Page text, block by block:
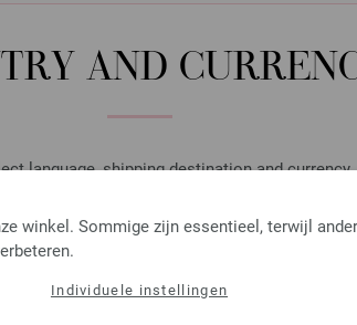
AND
language, shipping destination and currency.
TO
winkel. Sommige zijn essentieel, terwijl
Individuele instellingen
• Kousenbreinaalden nr. 2,5
Naalden, knopen en
Je ontvangt het breipatroon
Kousenbreinaalden
Kousenbreinaalden